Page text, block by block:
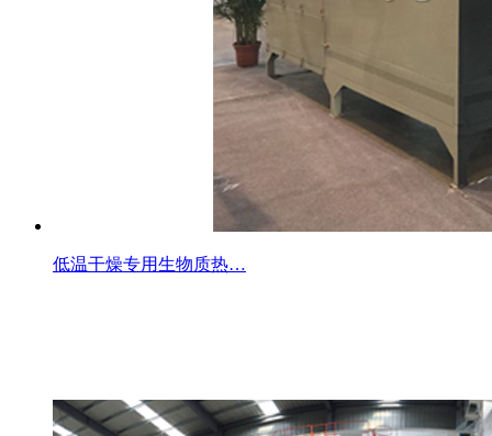
低温干燥专用生物质热…